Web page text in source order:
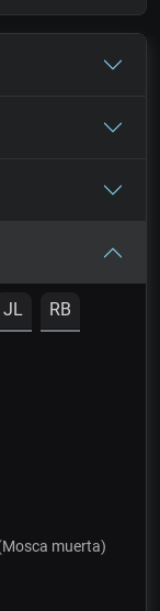
JL RB
muerta)